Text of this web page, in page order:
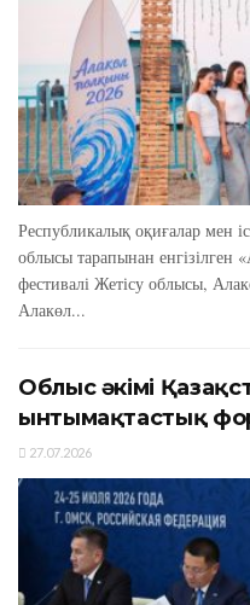
Республикалық оқиғалар мен
облысы тарапынан енгізілген
фестивалі Жетісу облысы,
Алакөл...
Облыс әкімі
ынтымақтастық
27.07.2026